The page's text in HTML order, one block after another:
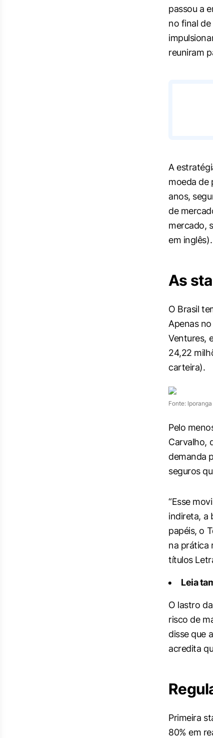
passou a
no final
reuniram
A
moeda de
anos,
de
mercado,
em inglês).
As
O Brasil
Apenas
Ventures,
24,22
carteira).
Fonte:
Pelo
Carvalho,
demanda
seguros
“Esse
indireta, a
papéis, o
na prática
títulos
Leia
O lastro
risco de
disse que
acredita
Primeira
80% em